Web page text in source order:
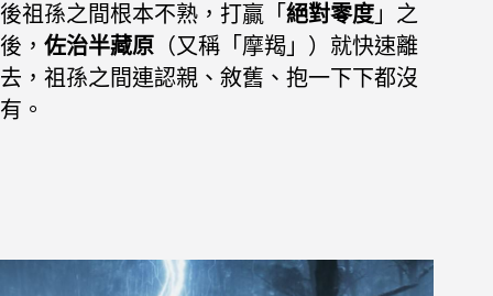
後祖孫之間根本不熟，打贏「 絕對零度 」之
後， 佐治半藏原 （又稱「摩羯」）就快速離
去，祖孫之間連認親、敘舊、抱一下下都沒
有。